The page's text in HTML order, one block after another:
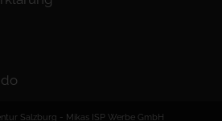
Salzburg - Mikas ISP Werbe GmbH